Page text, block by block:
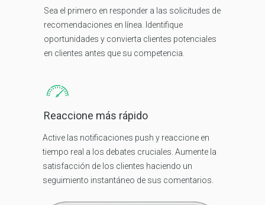
Active las notificaciones push y reaccione en
tiempo real a los debates cruciales. Aumente la
satisfacción de los clientes haciendo un
seguimiento instantáneo de sus comentarios.
Reaccione más rápido
Sea el primero en responder a las solicitudes de
recomendaciones en línea. Identifique
oportunidades y convierta clientes potenciales
en clientes antes que su competencia.